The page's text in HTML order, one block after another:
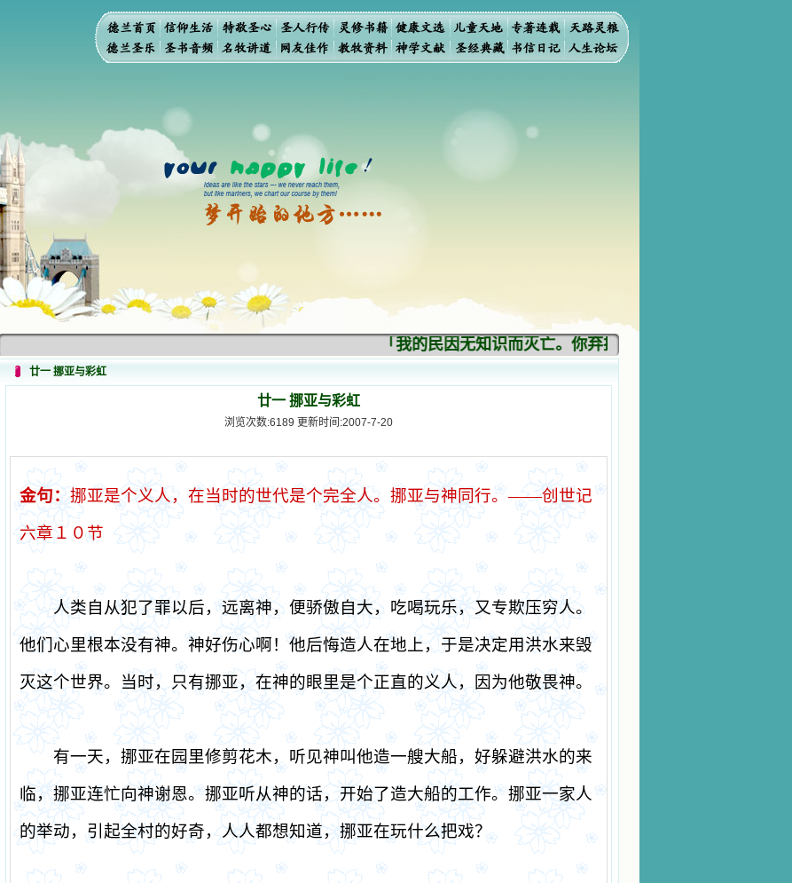
「我的民因无知识而灭亡。你弃掉知识，我也必弃掉你，使
廿一 挪亚与彩虹
廿一 挪亚与彩虹
浏览次数:6189 更新时间:2007-7-20
金句： 挪亚是个义人，在当时的世代是个完全人。挪亚与神同行。——创世记
六章１０节
人类自从犯了罪以后，远离神，便骄傲自大，吃喝玩乐，又专欺压穷人。
他们心里根本没有神。神好伤心啊！他后悔造人在地上，于是决定用洪水来毁
灭这个世界。当时，只有挪亚，在神的眼里是个正直的义人，因为他敬畏神。
有一天，挪亚在园里修剪花木，听见神叫他造一艘大船，好躲避洪水的来
临，挪亚连忙向神谢恩。挪亚听从神的话，开始了造大船的工作。挪亚一家人
的举动，引起全村的好奇，人人都想知道，挪亚在玩什么把戏？